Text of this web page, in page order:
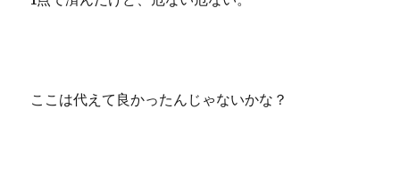
ここは代えて良かったんじゃないかな？